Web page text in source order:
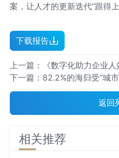
案，让人才的更新迭代“跟得
下载报告
上一篇：《数字化助力企业人
返回
下一篇：82.2%的海归受“城
《上海海归 300 指数》（
相关推荐